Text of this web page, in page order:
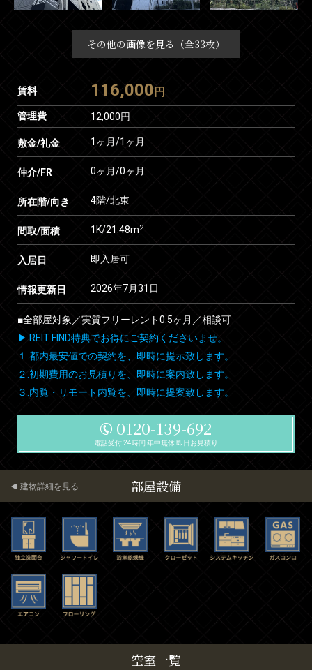
その他の画像を見る（全33枚）
賃料 116,000 円
管理費 12,000円
敷金/礼金 1ヶ月/1ヶ月
仲介/FR 0ヶ月/0ヶ月
所在階/向き 4階/北東
間取/面積 1K/21.48m2
入居日 即入居可
情報更新日 2026年7月31日
■全部屋対象／実質フリーレント0.5ヶ月／相談可
▶ REIT FIND特典でお得にご契約くださいませ。
１.都内最安値での契約を、即時に提示致します。
２.初期費用のお見積りを、即時に案内致します。
３.内覧・リモート内覧を、即時に提案致します。
0120-139-692
電話受付 24時間 年中無休 即日お見積り
部屋設備
建物詳細を見る
空室一覧